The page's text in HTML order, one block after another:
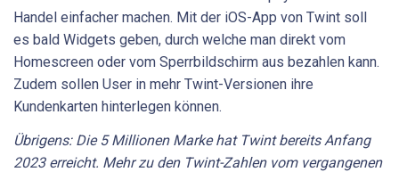
Handel einfacher machen. Mit der iOS-App von Twint soll
es bald Widgets geben, durch welche man direkt vom
Homescreen oder vom Sperrbildschirm aus bezahlen kann.
Zudem sollen User in mehr Twint-Versionen ihre
Kundenkarten hinterlegen können.
Übrigens: Die 5 Millionen Marke hat Twint bereits Anfang
2023 erreicht. Mehr zu den Twint-Zahlen vom vergangenen